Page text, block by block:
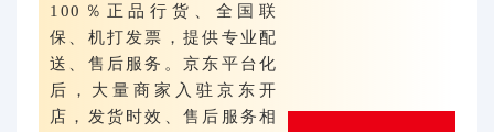
100％正品行货、全国联
保、机打发票，提供专业配
送、售后服务。京东平台化
后，大量商家入驻京东开
店，发货时效、售后服务相